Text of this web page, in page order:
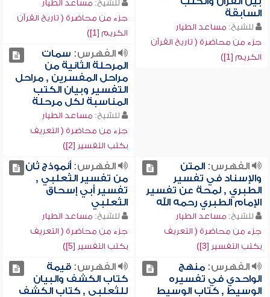
السابقة
للشيخ: مساعد الطيار
جزء من محاضرة ( تاريخ القرآن
الكريم [1])
للشيخ: مساعد الطيار
جزء من محاضرة ( تاريخ القرآن
الكريم [1])
الفهرس: سمات
المرحلة الثانية من
مراحل المفسرين , مراحل
التفسير وبيان الكتب
المناسبة لكل مرحلة
للشيخ: مساعد الطيار
جزء من محاضرة ( التعريف
بكتب التفسير [2])
الفهرس:المتن
والإسناد في تفسير
الطبري , لمحة عن تفسير
الإمام الطبري رحمه الله
للشيخ: مساعد الطيار
جزء من محاضرة ( التعريف
بكتب التفسير [3])
الفهرس:أنموذج ثان
من تفسير الثعلبي ,
تفسير أبي إسحاق
الثعلبي
للشيخ: مساعد الطيار
جزء من محاضرة ( التعريف
بكتب التفسير [5])
الفهرس:منهج
الواحدي في تفسيره
الوسيط , كتاب الوسيط
الفهرس:قيمة
كتاب الكشف والبيان
للثعلبي , كتاب الكشف